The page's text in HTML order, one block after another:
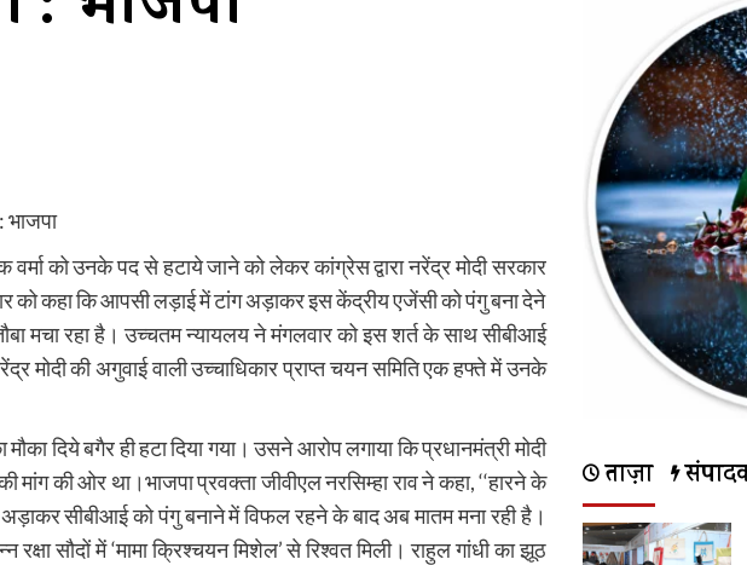
भाजपा
को उनके पद से हटाये जाने को लेकर कांग्रेस द्वारा नरेंद्र मोदी सरकार
को कहा कि आपसी लड़ाई में टांग अड़ाकर इस केंद्रीय एजेंसी को पंगु बना देने
मचा रहा है। उच्चतम न्यायलय ने मंगलवार को इस शर्त के साथ सीबीआई
मोदी की अगुवाई वाली उच्चाधिकार प्राप्त चयन समिति एक हफ्ते में उनके
दिये बगैर ही हटा दिया गया। उसने आरोप लगाया कि प्रधानमंत्री मोदी
की ओर था।भाजपा प्रवक्ता जीवीएल नरसिम्हा राव ने कहा, ‘‘हारने के
सीबीआई को पंगु बनाने में विफल रहने के बाद अब मातम मना रही है।
रक्षा सौदों में ‘मामा क्रिश्चयन मिशेल’ से रिश्वत मिली। राहुल गांधी का झूठ
ताज़ा